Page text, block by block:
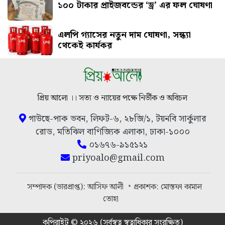
১০০ টাকার প্রাইজবন্ডের ‘ড্র’ এর ফল ঘোষণা
এলপি গ্যাসের নতুন দাম ঘোষণা, সন্ধ্যা
থেকেই কার্যকর
প্রিয় আলো ।। সত্য ও ন্যায়ের পক্ষে নির্ভীক ও অবিচল
গাউছে-পাক ভবন, লিফট-৬, ২৮জি/১, টয়নবি সার্কুলার
রোড, মতিঝিল বাণিজ্যিক এলাকা, ঢাকা-১০০০
০১৬৭৬-৯১৫১২১
priyoalo@gmail.com
সম্পাদক (ভারপ্রাপ্ত): আসিফ আলী
প্রকাশক: মোস্তফা কামাল
তোহা